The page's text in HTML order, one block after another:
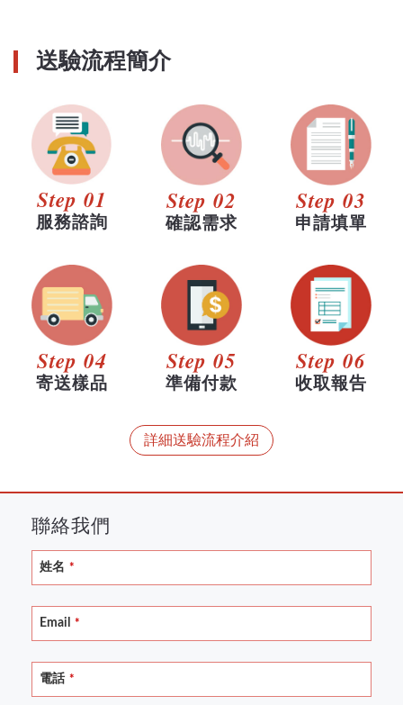
送驗流程簡介
Step 01
服務諮詢
Step 02
確認需求
Step 03
申請填單
Step 04
寄送樣品
Step 05
準備付款
Step 06
收取報告
詳細送驗流程介紹
聯絡我們
姓名 *
Email *
電話 *